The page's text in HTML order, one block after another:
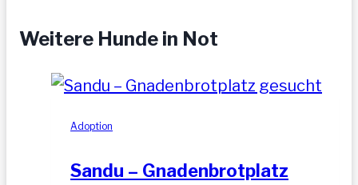
Weitere Hunde in Not
Adoption
Sandu – Gnadenbrotplatz